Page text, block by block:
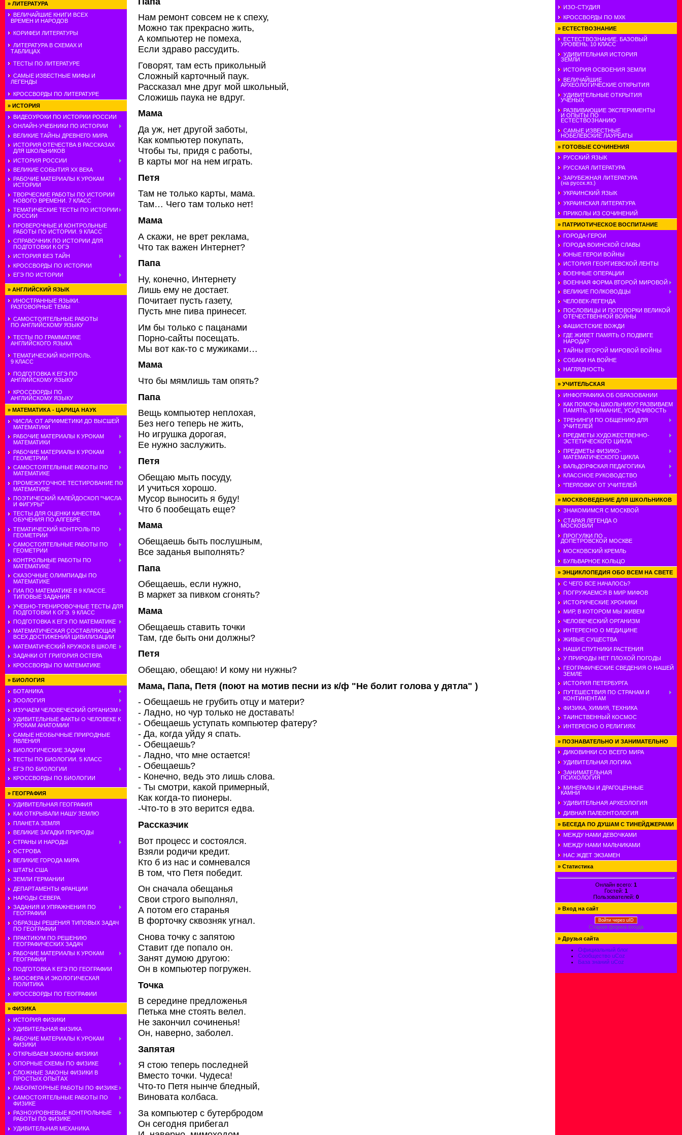
» ЛИТЕРАТУРА
ВЕЛИЧАЙШИЕ КНИГИ ВСЕХ
ВРЕМЕН И НАРОДОВ
КОРИФЕИ ЛИТЕРАТУРЫ
ЛИТЕРАТУРА В СХЕМАХ И
ТАБЛИЦАХ
ТЕСТЫ ПО ЛИТЕРАТУРЕ
САМЫЕ ИЗВЕСТНЫЕ МИФЫ И
ЛЕГЕНДЫ
КРОССВОРДЫ ПО ЛИТЕРАТУРЕ
» ИСТОРИЯ
ВИДЕОУРОКИ ПО ИСТОРИИ РОССИИ
ОНЛАЙН-УЧЕБНИКИ ПО ИСТОРИИ
ВЕЛИКИЕ ТАЙНЫ ДРЕВНЕГО МИРА
ИСТОРИЯ ОТЕЧЕСТВА В РАССКАЗАХ
ДЛЯ ШКОЛЬНИКОВ
ИСТОРИЯ РОССИИ
ВЕЛИКИЕ СОБЫТИЯ ХХ ВЕКА
РАБОЧИЕ МАТЕРИАЛЫ К УРОКАМ
ИСТОРИИ
ТВОРЧЕСКИЕ РАБОТЫ ПО ИСТОРИИ
НОВОГО ВРЕМЕНИ. 7 КЛАСС
ТЕМАТИЧЕСКИЕ ТЕСТЫ ПО ИСТОРИИ
РОССИИ
ПРОВЕРОЧНЫЕ И КОНТРОЛЬНЫЕ
РАБОТЫ ПО ИСТОРИИ. 9 КЛАСС
СПРАВОЧНИК ПО ИСТОРИИ ДЛЯ
ПОДГОТОВКИ К ОГЭ
ИСТОРИЯ БЕЗ ТАЙН
КРОССВОРДЫ ПО ИСТОРИИ
ЕГЭ ПО ИСТОРИИ
» АНГЛИЙСКИЙ ЯЗЫК
ИНОСТРАННЫЕ ЯЗЫКИ.
РАЗГОВОРНЫЕ ТЕМЫ
САМОСТОЯТЕЛЬНЫЕ РАБОТЫ
ПО АНГЛИЙСКОМУ ЯЗЫКУ
ТЕСТЫ ПО ГРАММАТИКЕ
АНГЛИЙСКОГО ЯЗЫКА
ТЕМАТИЧЕСКИЙ КОНТРОЛЬ.
9 КЛАСС
ПОДГОТОВКА К ЕГЭ ПО
АНГЛИЙСКОМУ ЯЗЫКУ
КРОССВОРДЫ ПО
АНГЛИЙСКОМУ ЯЗЫКУ
» МАТЕМАТИКА - ЦАРИЦА НАУК
ЧИСЛА: ОТ АРИФМЕТИКИ ДО ВЫСШЕЙ
МАТЕМАТИКИ
РАБОЧИЕ МАТЕРИАЛЫ К УРОКАМ
МАТЕМАТИКИ
РАБОЧИЕ МАТЕРИАЛЫ К УРОКАМ
ГЕОМЕТРИИ
САМОСТОЯТЕЛЬНЫЕ РАБОТЫ ПО
МАТЕМАТИКЕ
ПРОМЕЖУТОЧНОЕ ТЕСТИРОВАНИЕ ПО
МАТЕМАТИКЕ
ПОЭТИЧЕСКИЙ КАЛЕЙДОСКОП "ЧИСЛА
И ФИГУРЫ"
ТЕСТЫ ДЛЯ ОЦЕНКИ КАЧЕСТВА
ОБУЧЕНИЯ ПО АЛГЕБРЕ
ТЕМАТИЧЕСКИЙ КОНТРОЛЬ ПО
ГЕОМЕТРИИ
САМОСТОЯТЕЛЬНЫЕ РАБОТЫ ПО
ГЕОМЕТРИИ
КОНТРОЛЬНЫЕ РАБОТЫ ПО
МАТЕМАТИКЕ
СКАЗОЧНЫЕ ОЛИМПИАДЫ ПО
МАТЕМАТИКЕ
ГИА ПО МАТЕМАТИКЕ В 9 КЛАССЕ.
ТИПОВЫЕ ЗАДАНИЯ
УЧЕБНО-ТРЕНИРОВОЧНЫЕ ТЕСТЫ ДЛЯ
ПОДГОТОВКИ К ОГЭ. 9 КЛАСС
ПОДГОТОВКА К ЕГЭ ПО МАТЕМАТИКЕ
МАТЕМАТИЧЕСКАЯ СОСТАВЛЯЮЩАЯ
ВСЕХ ДОСТИЖЕНИЙ ЦИВИЛИЗАЦИИ
МАТЕМАТИЧЕСКИЙ КРУЖОК В ШКОЛЕ
ЗАДАЧКИ ОТ ГРИГОРИЯ ОСТЕРА
КРОССВОРДЫ ПО МАТЕМАТИКЕ
» БИОЛОГИЯ
БОТАНИКА
ЗООЛОГИЯ
ИЗУЧАЕМ ЧЕЛОВЕЧЕСКИЙ ОРГАНИЗМ
УДИВИТЕЛЬНЫЕ ФАКТЫ О ЧЕЛОВЕКЕ К
УРОКАМ АНАТОМИИ
САМЫЕ НЕОБЫЧНЫЕ ПРИРОДНЫЕ
ЯВЛЕНИЯ
БИОЛОГИЧЕСКИЕ ЗАДАЧИ
ТЕСТЫ ПО БИОЛОГИИ. 5 КЛАСС
ЕГЭ ПО БИОЛОГИИ
КРОССВОРДЫ ПО БИОЛОГИИ
» ГЕОГРАФИЯ
УДИВИТЕЛЬНАЯ ГЕОГРАФИЯ
КАК ОТКРЫВАЛИ НАШУ ЗЕМЛЮ
ПЛАНЕТА ЗЕМЛЯ
ВЕЛИКИЕ ЗАГАДКИ ПРИРОДЫ
СТРАНЫ И НАРОДЫ
ОСТРОВА
ВЕЛИКИЕ ГОРОДА МИРА
ШТАТЫ США
ЗЕМЛИ ГЕРМАНИИ
ДЕПАРТАМЕНТЫ ФРАНЦИИ
НАРОДЫ СЕВЕРА
ЗАДАНИЯ И УПРАЖНЕНИЯ ПО
ГЕОГРАФИИ
ОБРАЗЦЫ РЕШЕНИЯ ТИПОВЫХ ЗАДАЧ
ПО ГЕОГРАФИИ
ПРАКТИКУМ ПО РЕШЕНИЮ
ГЕОГРАФИЧЕСКИХ ЗАДАЧ
РАБОЧИЕ МАТЕРИАЛЫ К УРОКАМ
ГЕОГРАФИИ
ПОДГОТОВКА К ЕГЭ ПО ГЕОГРАФИИ
БИОСФЕРА И ЭКОЛОГИЧЕСКАЯ
ПОЛИТИКА
КРОССВОРДЫ ПО ГЕОГРАФИИ
» ФИЗИКА
ИСТОРИЯ ФИЗИКИ
УДИВИТЕЛЬНАЯ ФИЗИКА
РАБОЧИЕ МАТЕРИАЛЫ К УРОКАМ
ФИЗИКИ
ОТКРЫВАЕМ ЗАКОНЫ ФИЗИКИ
ОПОРНЫЕ СХЕМЫ ПО ФИЗИКЕ
СЛОЖНЫЕ ЗАКОНЫ ФИЗИКИ В
ПРОСТЫХ ОПЫТАХ
ЛАБОРАТОРНЫЕ РАБОТЫ ПО ФИЗИКЕ
САМОСТОЯТЕЛЬНЫЕ РАБОТЫ ПО
ФИЗИКЕ
РАЗНОУРОВНЕВЫЕ КОНТРОЛЬНЫЕ
РАБОТЫ ПО ФИЗИКЕ
УДИВИТЕЛЬНАЯ МЕХАНИКА
Нам ремонт совсем не к спеху,
Можно так прекрасно жить,
А компьютер не помеха,
Если здраво рассудить.
Говорят, там есть прикольный
Сложный карточный паук.
Рассказал мне друг мой школьный,
Сложишь паука не вдруг.
Мама
Да уж, нет другой заботы,
Как компьютер покупать,
Чтобы ты, придя с работы,
В карты мог на нем играть.
Петя
Там не только карты, мама.
Там… Чего там только нет!
Мама
А скажи, не врет реклама,
Что так важен Интернет?
Папа
Ну, конечно, Интернету
Лишь ему не достает.
Почитает пусть газету,
Пусть мне пива принесет.
Им бы только с пацанами
Порно-сайты посещать.
Мы вот как-то с мужиками…
Мама
Что бы мямлишь там опять?
Папа
Вещь компьютер неплохая,
Без него теперь не жить,
Но игрушка дорогая,
Ее нужно заслужить.
Петя
Обещаю мыть посуду,
И учиться хорошо.
Мусор выносить я буду!
Что б пообещать еще?
Мама
Обещаешь быть послушным,
Все заданья выполнять?
Папа
Обещаешь, если нужно,
В маркет за пивком сгонять?
Мама
Обещаешь ставить точки
Там, где быть они должны?
Петя
Обещаю, обещаю! И кому ни нужны?
Мама, Папа, Петя (поют на мотив песни из к/ф "Не болит голова у дятла" )
- Обещаешь не грубить отцу и матери?
- Ладно, но чур только не доставать!
- Обещаешь уступать компьютер фатеру?
- Да, когда уйду я спать.
- Обещаешь?
- Ладно, что мне остается!
- Обещаешь?
- Конечно, ведь это лишь слова.
- Ты смотри, какой примерный,
Как когда-то пионеры.
-Что-то в это верится едва.
Рассказчик
Вот процесс и состоялся.
Взяли родичи кредит.
Кто б из нас и сомневался
В том, что Петя победит.
Он сначала обещанья
Свои строго выполнял,
А потом его старанья
В форточку сквозняк угнал.
Снова точку с запятою
Ставит где попало он.
Занят думою другою:
Он в компьютер погружен.
Точка
В середине предложенья
Петька мне стоять велел.
Не закончил сочиненья!
Он, наверно, заболел.
Запятая
Я стою теперь последней
Вместо точки. Чудеса!
Что-то Петя нынче бледный,
Виновата колбаса.
За компьютер с бутербродом
Он сегодня прибегал
ИЗО-СТУДИЯ
КРОССВОРДЫ ПО МХК
» ЕСТЕСТВОЗНАНИЕ
ЕСТЕСТВОЗНАНИЕ. БАЗОВЫЙ
УРОВЕНЬ. 10 КЛАСС
УДИВИТЕЛЬНАЯ ИСТОРИЯ
ЗЕМЛИ
ИСТОРИЯ ОСВОЕНИЯ ЗЕМЛИ
ВЕЛИЧАЙШИЕ
АРХЕОЛОГИЧЕСКИЕ ОТКРЫТИЯ
УДИВИТЕЛЬНЫЕ ОТКРЫТИЯ
УЧЕНЫХ
РАЗВИВАЮШИЕ ЭКСПЕРИМЕНТЫ
И ОПЫТЫ ПО
ЕСТЕСТВОЗНАНИЮ
САМЫЕ ИЗВЕСТНЫЕ
НОБЕЛЕВСКИЕ ЛАУРЕАТЫ
» ГОТОВЫЕ СОЧИНЕНИЯ
РУССКИЙ ЯЗЫК
РУССКАЯ ЛИТЕРАТУРА
ЗАРУБЕЖНАЯ ЛИТЕРАТУРА
(на русск.яз.)
УКРАИНСКИЙ ЯЗЫК
УКРАИНСКАЯ ЛИТЕРАТУРА
ПРИКОЛЫ ИЗ СОЧИНЕНИЙ
» ПАТРИОТИЧЕСКОЕ ВОСПИТАНИЕ
ГОРОДА-ГЕРОИ
ГОРОДА ВОИНСКОЙ СЛАВЫ
ЮНЫЕ ГЕРОИ ВОЙНЫ
ИСТОРИЯ ГЕОРГИЕВСКОЙ ЛЕНТЫ
ВОЕННЫЕ ОПЕРАЦИИ
ВОЕННАЯ ФОРМА ВТОРОЙ МИРОВОЙ
ВЕЛИКИЕ ПОЛКОВОДЦЫ
ЧЕЛОВЕК-ЛЕГЕНДА
ПОСЛОВИЦЫ И ПОГОВОРКИ ВЕЛИКОЙ
ОТЕЧЕСТВЕННОЙ ВОЙНЫ
ФАШИСТСКИЕ ВОЖДИ
ГДЕ ЖИВЕТ ПАМЯТЬ О ПОДВИГЕ
НАРОДА?
ТАЙНЫ ВТОРОЙ МИРОВОЙ ВОЙНЫ
СОБАКИ НА ВОЙНЕ
НАГЛЯДНОСТЬ
» УЧИТЕЛЬСКАЯ
ИНФОГРАФИКА ОБ ОБРАЗОВАНИИ
КАК ПОМОЧЬ ШКОЛЬНИКУ? РАЗВИВАЕМ
ПАМЯТЬ, ВНИМАНИЕ, УСИДЧИВОСТЬ
ТРЕНИНГИ ПО ОБЩЕНИЮ ДЛЯ
УЧИТЕЛЕЙ
ПРЕДМЕТЫ ХУДОЖЕСТВЕННО-
ЭСТЕТИЧЕСКОГО ЦИКЛА
ПРЕДМЕТЫ ФИЗИКО-
МАТЕМАТИЧЕСКОГО ЦИКЛА
ВАЛЬДОРФСКАЯ ПЕДАГОГИКА
КЛАССНОЕ РУКОВОДСТВО
"ПЕРЛОВКА" ОТ УЧИТЕЛЕЙ
» МОСКВОВЕДЕНИЕ ДЛЯ ШКОЛЬНИКОВ
ЗНАКОМИМСЯ С МОСКВОЙ
СТАРАЯ ЛЕГЕНДА О
МОСКОВИИ
ПРОГУЛКИ ПО
ДОПЕТРОВСКОЙ МОСКВЕ
МОСКОВСКИЙ КРЕМЛЬ
БУЛЬВАРНОЕ КОЛЬЦО
» ЭНЦИКЛОПЕДИЯ ОБО ВСЕМ НА СВЕТЕ
С ЧЕГО ВСЕ НАЧАЛОСЬ?
ПОГРУЖАЕМСЯ В МИР МИФОВ
ИСТОРИЧЕСКИЕ ХРОНИКИ
МИР, В КОТОРОМ МЫ ЖИВЕМ
ЧЕЛОВЕЧЕСКИЙ ОРГАНИЗМ
ИНТЕРЕСНО О МЕДИЦИНЕ
ЖИВЫЕ СУЩЕСТВА
НАШИ СПУТНИКИ РАСТЕНИЯ
У ПРИРОДЫ НЕТ ПЛОХОЙ ПОГОДЫ
ГЕОГРАФИЧЕСКИЕ СВЕДЕНИЯ О НАШЕЙ
ЗЕМЛЕ
ИСТОРИЯ ПЕТЕРБУРГА
ПУТЕШЕСТВИЯ ПО СТРАНАМ И
КОНТИНЕНТАМ
ФИЗИКА, ХИМИЯ, ТЕХНИКА
ТАИНСТВЕННЫЙ КОСМОС
ИНТЕРЕСНО О РЕЛИГИЯХ
» ПОЗНАВАТЕЛЬНО И ЗАНИМАТЕЛЬНО
ДИКОВИНКИ СО ВСЕГО МИРА
УДИВИТЕЛЬНАЯ ЛОГИКА
ЗАНИМАТЕЛЬНАЯ
ПСИХОЛОГИЯ
МИНЕРАЛЫ И ДРАГОЦЕННЫЕ
КАМНИ
УДИВИТЕЛЬНАЯ АРХЕОЛОГИЯ
ДИВНАЯ ПАЛЕОНТОЛОГИЯ
» БЕСЕДА ПО ДУШАМ С ТИНЕЙДЖЕРАМИ
МЕЖДУ НАМИ ДЕВОЧКАМИ
МЕЖДУ НАМИ МАЛЬЧИКАМИ
НАС ЖДЕТ ЭКЗАМЕН
» Статистика
Онлайн всего: 1
Гостей: 1
Пользователей: 0
» Вход на сайт
Войти через uID
Старая форма входа
» Друзья сайта
Официальный блог
Сообщество uCoz
База знаний uCoz